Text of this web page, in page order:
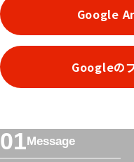
Google
Googleの
フ
ッ
Message